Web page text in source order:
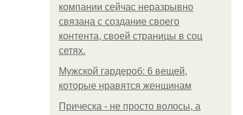
компании сейчас неразрывно
связана с создание своего
контента, своей страницы в соц
сетях.
Мужской гардероб: 6 вещей,
которые нравятся женщинам
Прическа - не просто волосы, а